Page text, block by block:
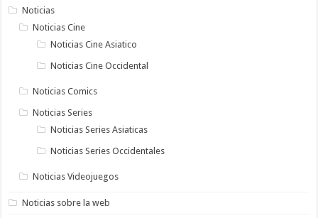
Noticias
Noticias Cine
Noticias Cine Asiatico
Noticias Cine Occidental
Noticias Comics
Noticias Series
Noticias Series Asiaticas
Noticias Series Occidentales
Noticias Videojuegos
Noticias sobre la web